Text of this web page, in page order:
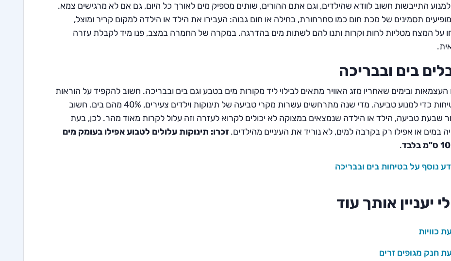
למנוע התייבשות חשוב לוודא שהילדים, וגם אתם ההורים, שותים מספיק מים לאורך כל היום, גם אם לא מרגישים צמא.
תסמינים של מכת חום כמו סחרחורת, בחילה או חום גבוה: העבירו את הילד או הילדה למקום קריר ומוצל,
על המצח מטליות לחות וקרות ותנו להם לשתות מים בהדרגה. במקרה של החמרה במצב, פנו מיד לקבלת עזרה
בים ובבריכה
העצמאות ובימים שאחריו מזג האוויר מתאים לבילוי ליד מקורות מים בטבע וגם בים ובבריכה. חשוב להקפיד על הוראות
הבטיחות כדי למנוע טביעה. מדי שנה מתרחשים עשרות מקרי טביעה של תינוקות וילדים צעירים, 40% מהם בים. חשוב
שבעת טביעה, הילד או הילדה שנמצאים במצוקה לא יכולים לקרוא לעזרה וזה עלול לקרות מאוד מהר. לכן, בעת
במים או אפילו רק בקרבה למים, לא נוריד את העיניים מהילדים. זכרו: תינוקות עלולים לטבוע אפילו בעומק מים
.
נוסף על בטיחות בים ובבריכה
יעניין אותך עוד
כוויות
חנק מגופים זרים